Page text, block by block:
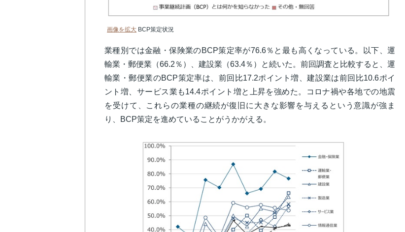
画像を拡大 BCP策定状況
業種別では金融・保険業のBCP策定率が76.6％と最も高くなっている。以下、運
輸業・郵便業（66.2％）、建設業（63.4％）と続いた。前回調査と比較すると、運
輸業・郵便業のBCP策定率は、前回比17.2ポイント増、建設業は前回比10.6ポイ
ント増、サービス業も14.4ポイント増と上昇を強めた。コロナ禍や各地での地震
を受けて、これらの業種の継続が復旧に大きな影響を与えるという意識が強ま
り、BCP策定を進めていることがうかがえる。